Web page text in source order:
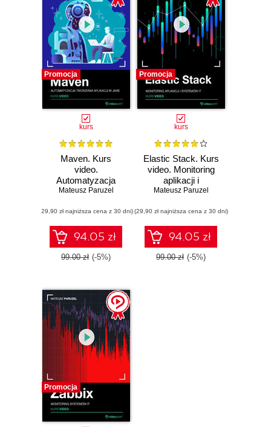
Promocja
kurs
Maven. Kurs
video.
Automatyzacja
tworzenia aplikacji
Mateusz Paruzel
(29,90 zł najniższa cena z 30 dni)
94.05 zł
99.00 zł (-5%)
Promocja
kurs
Elastic Stack. Kurs
video. Monitoring
aplikacji i
systemów IT
Mateusz Paruzel
(29,90 zł najniższa cena z 30 dni)
94.05 zł
99.00 zł (-5%)
Promocja